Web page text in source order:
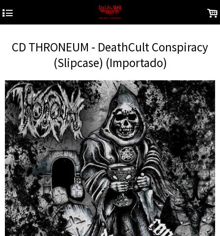
4 .
CD THRONEUM - DeathCult Conspiracy
(Slipcase) (Importado)